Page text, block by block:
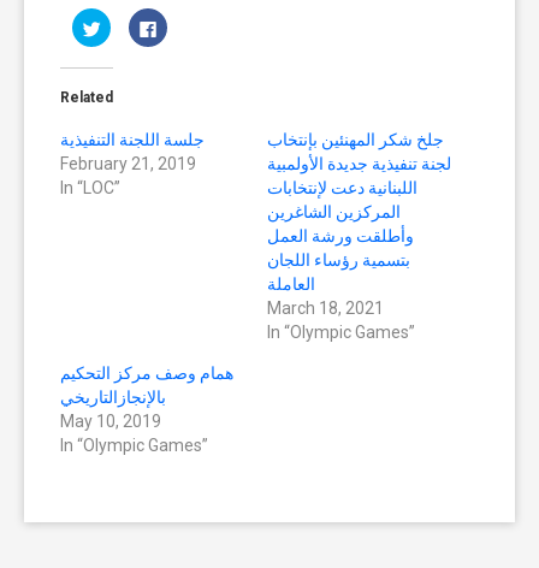
Click
to
share
on
(Opens
window)
Click
to
window)
Related
جلسة اللجنة التنفيذية
February 21, 2019
In “LOC”
جلخ شكر المهنئين بإنتخاب
لجنة تنفيذية جديدة الأولمبية
اللبنانية دعت لإنتخابات
المركزين الشاغرين
وأطلقت ورشة العمل
بتسمية رؤساء اللجان
العاملة
March 18, 2021
In “Olympic Games”
همام وصف مركز التحكيم
بالإنجازالتاريخي
May 10, 2019
In “Olympic Games”